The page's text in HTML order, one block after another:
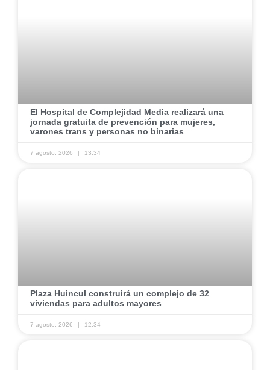
El Hospital de Complejidad Media realizará una
jornada gratuita de prevención para mujeres,
varones trans y personas no binarias
7 agosto, 2026 13:34
Plaza Huincul construirá un complejo de 32
viviendas para adultos mayores
7 agosto, 2026 12:34